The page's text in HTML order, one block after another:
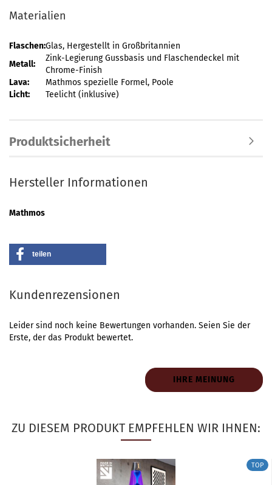
Materialien
Flaschen:Glas, Hergestellt in Großbritannien
Metall:
Zink-Legierung Gussbasis und Flaschendeckel mit
Chrome-Finish
Lava:
Mathmos spezielle Formel, Poole
Licht:
Teelicht (inklusive)
Produktsicherheit
Hersteller Informationen
Mathmos
teilen
Kundenrezensionen
Leider sind noch keine Bewertungen vorhanden. Seien Sie der
Erste, der das Produkt bewertet.
IHRE MEINUNG
ZU DIESEM PRODUKT EMPFEHLEN WIR IHNEN:
TOP